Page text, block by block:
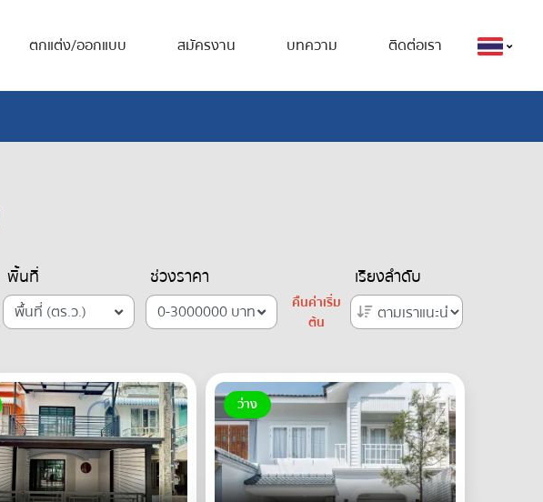
ตกแต่ง/ออกแบบ สมัครงาน บทความ ติดต่อเรา
พื้นที่
พื้นที่ (ตร.ว.)
ช่วงราคา
0-3000000 บาท
คืนค่าเริ่ม
ต้น
เรียงลำดับ
ว่าง